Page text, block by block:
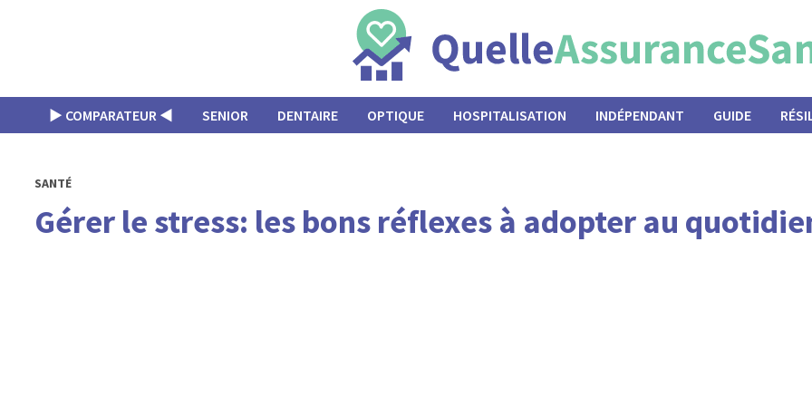
▶︎ COMPARATEUR ◀︎ SENIOR DENTAIRE OPTIQUE HOSPITALISATION INDÉPENDANT GUIDE
SANTÉ
Gérer le stress: les bons réflexes à adopter au